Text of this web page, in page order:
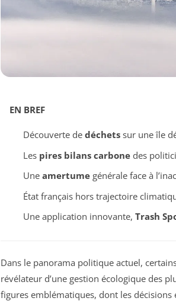
EN BREF
Découverte de déchetssur une île
Les pires bilans carbonedes
Une amertumegénérale face à
État français hors trajectoire
Une application innovante, Trash
Dans le panorama politique actuel,
révélateur d’une gestion écologique des
figures emblématiques, dont les